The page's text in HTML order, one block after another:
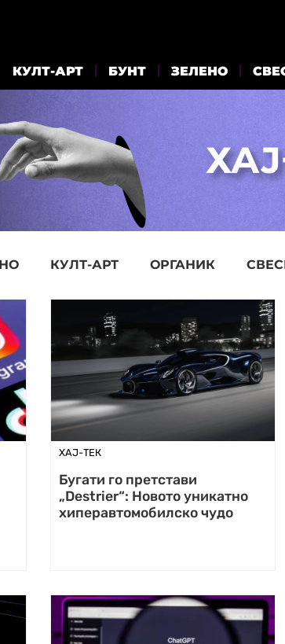
КУЛТ-АРТ БУНТ ЗЕЛЕНО
КУЛТ-АРТ ОРГАНИК
ХАЈ-ТЕК
Бугати го претстави
„Destrier“: Новото уникатно
хиперавтомобилско чудо